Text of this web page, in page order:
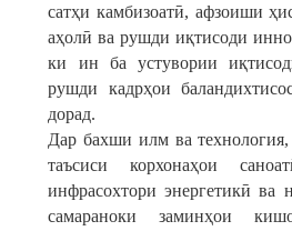
сатҳи камбизоатӣ, афзоиши
аҳолӣ ва рушди иқтисоди
ки ин ба устувории
рушди кадрҳои
дорад.
Дар бахши илм ва
таъсиси корхонаҳои
инфрасохтори энергетикӣ ва
самараноки заминҳои